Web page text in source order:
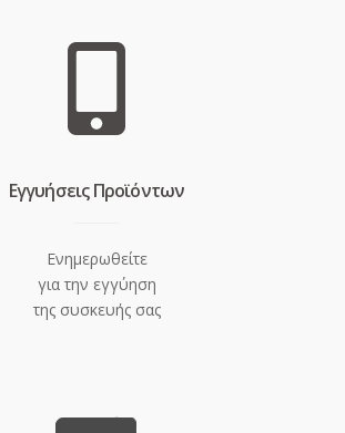
Eγγυήσεις Προϊόντων
Ενημερωθείτε
για την εγγύηση
της συσκευής σας